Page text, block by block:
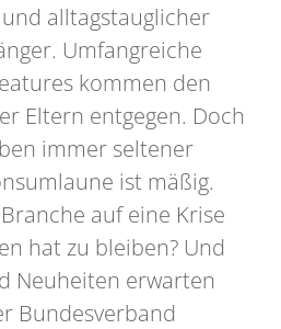
alltagstauglicher
Umfangreiche
kommen den
Eltern entgegen. Doch
immer seltener
ist mäßig.
auf eine Krise
hat zu bleiben? Und
Neuheiten erwarten
Bundesverband